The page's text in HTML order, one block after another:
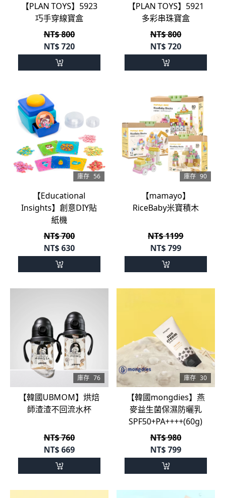
【PLAN TOYS】5923
巧手穿線寶盒
NT$ 800
NT$720
【PLAN TOYS】5921
多彩串珠寶盒
NT$ 800
NT$720
庫存 56
【Educational
Insights】創意DIY貼
紙機
NT$ 700
NT$630
庫存 90
【mamayo】
RiceBaby米寶積木
NT$ 1199
NT$799
庫存 76
【韓國UBMOM】烘焙
師渣渣不回流水杯
NT$ 760
NT$669
庫存 30
【韓國mongdies】燕
麥益生菌保濕防曬乳
SPF50+PA++++(60g)
NT$ 980
NT$799